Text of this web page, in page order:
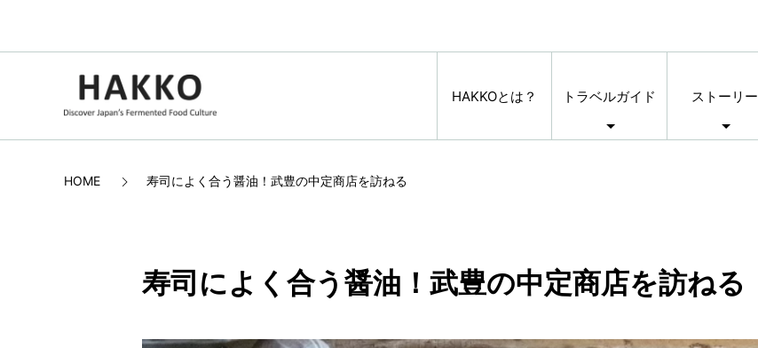
HAKKOとは？ トラベルガイド ストーリー
HOME 寿司によく合う醤油！武豊の中定商店を訪ねる
寿司によく合う醤油！武豊の中定商店を訪ねる